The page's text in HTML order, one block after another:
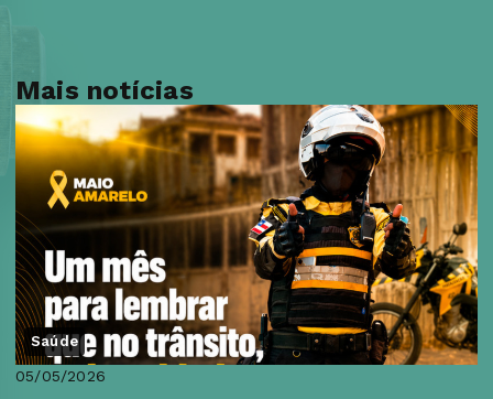
Mais notícias
Saúde
05/05/2026